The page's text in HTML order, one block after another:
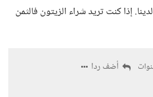
إذا كنت تريد شراء الزيتون فالثمن
أضف ردا